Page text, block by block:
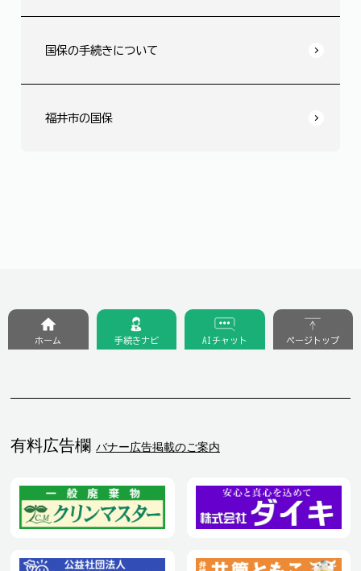
国保の手続きについて
福井市の国保
有料広告欄 バナー広告掲載のご案内
ホーム 手続きナビ AIチャット ページトップ